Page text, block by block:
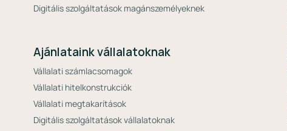
Digitális szolgáltatások magánszemélyeknek
Ajánlataink vállalatoknak
Vállalati számlacsomagok
Vállalati hitelkonstrukciók
Vállalati megtakarítások
Digitális szolgáltatások vállalatoknak